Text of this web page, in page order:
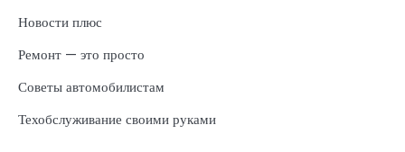
Новости плюс
Ремонт — это просто
Советы автомобилистам
Техобслуживание своими руками